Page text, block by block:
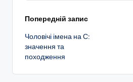
Навігація
по
запису
Попередній запис
Чоловічі імена на С:
значення та
походження